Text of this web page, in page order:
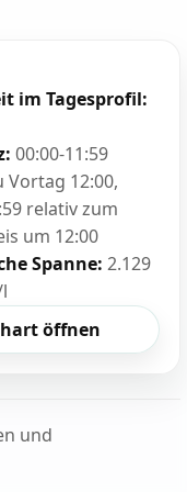
im Tagesprofil:
00:00-11:59
Vortag 12:00,
relativ zum
um 12:00
Spanne: 2.129
öffnen
und